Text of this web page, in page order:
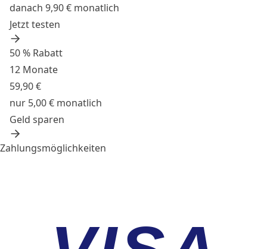
danach 9,90 € monatlich
Jetzt testen
50 % Rabatt
12 Monate
59,90 €
nur 5,00 € monatlich
Geld sparen
Zahlungsmöglichkeiten